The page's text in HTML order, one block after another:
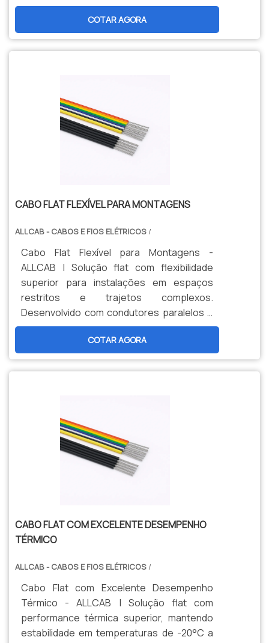
termorresistente garantem confiabilidade
e alta durabilidade.COTAR AGORA
CABO FLAT FLEXÍVEL PARA MONTAGENS
ALLCAB - CABOS E FIOS ELÉTRICOS /
Cabo Flat Flexível para Montagens -
ALLCAB | Solução flat com flexibilidade
superior para instalações em espaços
restritos e trajetos complexos.
Desenvolvido com condutores paralelos e
isolação PVC termorresistente (105°C).
Ideal para montagens em máquinas, robôs
e sistemas que exigem facilidade de
roteamento e adaptação a geometrias
COTAR AGORA
CABO FLAT COM EXCELENTE DESEMPENHO
TÉRMICO
ALLCAB - CABOS E FIOS ELÉTRICOS /
Cabo Flat com Excelente Desempenho
Térmico - ALLCAB | Solução flat com
performance térmica superior, mantendo
estabilidade em temperaturas de -20°C a